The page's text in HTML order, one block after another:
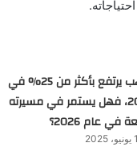
الذهب يرتفع بأكثر من 25% في
2024، فهل يستمر في مسيرته
في عام 2026؟